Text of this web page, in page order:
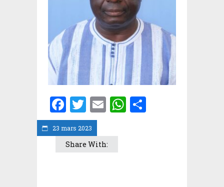
23 mars 2023
Facebook
Twitter
EmailWhatsApp
Share With: